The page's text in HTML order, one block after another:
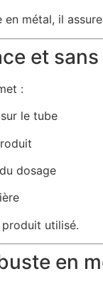
métal, il
et
:
le tube
dosage
utilisé.
en